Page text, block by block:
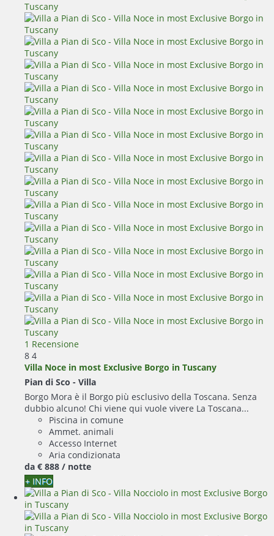
1 Recensione
8 4
Villa Noce in most Exclusive Borgo in Tuscany
Pian di Sco - Villa
Borgo Mora è il Borgo più esclusivo della Toscana. Senza
dubbio alcuno! Chi viene qui vuole vivere La Toscana...
Piscina in comune
Ammet. animali
Accesso Internet
Aria condizionata
da € 888 / notte
+ INFO